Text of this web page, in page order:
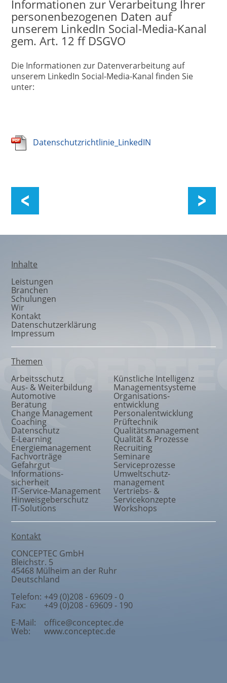
Informationen zur Verarbeitung Ihrer
personenbezogenen Daten auf
unserem LinkedIn Social-Media-Kanal
gem. Art. 12 ff DSGVO
Die Informationen zur Datenverarbeitung auf
unserem LinkedIn Social-Media-Kanal finden Sie
unter:
Datenschutzrichtlinie_LinkedIN
Inhalte
Leistungen
Branchen
Schulungen
Wir
Kontakt
Datenschutzerklärung
Impressum
Themen
Arbeitsschutz
Aus- & Weiterbildung
Automotive
Beratung
Change Management
Coaching
Datenschutz
E-Learning
Energiemanagement
Fachvorträge
Gefahrgut
Informations-
sicherheit
IT-Service-Management
Hinweisgeberschutz
IT-Solutions
Künstliche Intelligenz
Managementsysteme
Organisations-
entwicklung
Personalentwicklung
Prüftechnik
Qualitätsmanagement
Qualität & Prozesse
Recruiting
Seminare
Serviceprozesse
Umweltschutz-
management
Vertriebs- &
Servicekonzepte
Workshops
Kontakt
CONCEPTEC GmbH
Bleichstr. 5
45468 Mülheim an der Ruhr
Deutschland
Telefon: +49 (0)208 - 69609 - 0
Fax:
+49 (0)208 - 69609 - 190
E-Mail:
office@conceptec.de
Web: www.conceptec.de